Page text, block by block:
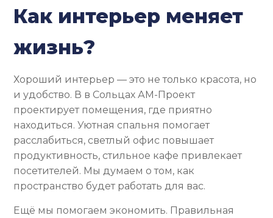
Как интерьер меняет
жизнь?
Хороший интерьер — это не только красота, но
и удобство. В в Сольцах АМ-Проект
проектирует помещения, где приятно
находиться. Уютная спальня помогает
расслабиться, светлый офис повышает
продуктивность, стильное кафе привлекает
посетителей. Мы думаем о том, как
пространство будет работать для вас.
Ещё мы помогаем экономить. Правильная